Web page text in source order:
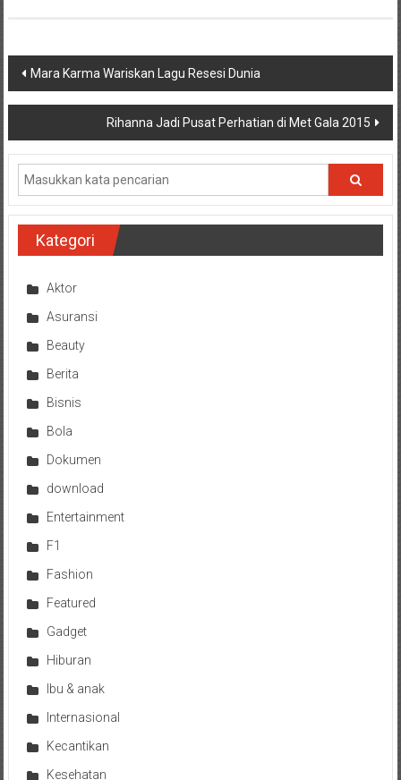
Navigasi
pos
Mara Karma Wariskan Lagu Resesi Dunia
Rihanna Jadi Pusat Perhatian di Met Gala 2015
Kategori
Aktor
Asuransi
Beauty
Berita
Bisnis
Bola
Dokumen
download
Entertainment
F1
Fashion
Featured
Gadget
Hiburan
Ibu & anak
Internasional
Kecantikan
Kesehatan